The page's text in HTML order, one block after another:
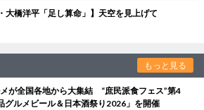
大橋洋平「足し算命」】天空を見上げて
もっと見る
が全国各地から大集結 “庶民派食フェス”第4
グルメビール＆日本酒祭り2026」を開催